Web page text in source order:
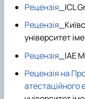
Рецензія _ICL
Рецензія
університет
Рецензія _IAE
Рецензія на
атестаційного